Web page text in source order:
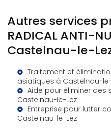
Autres services
RADICAL ANTI-
Castelnau-le-
Traitement et
asiatiques à Castelnau-
Aide pour éliminer des
Castelnau-le-Lez
Entreprise pour lutter
Castelnau-le-Lez